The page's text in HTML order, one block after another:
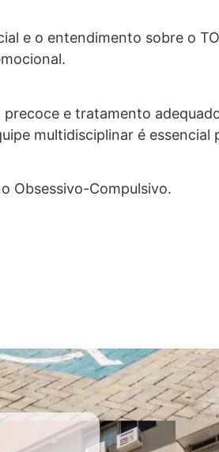
e o entendimento sobre o
e tratamento
multidisciplinar é essencial
Obsessivo-Compulsivo.